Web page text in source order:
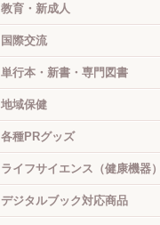
教育・新成人
国際交流
単行本・新書・専門図書
地域保健
各種PRグッズ
ライフサイエンス（健康機器）
デジタルブック対応商品